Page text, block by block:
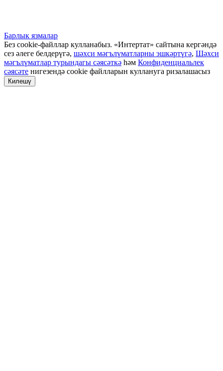
Барлык язмалар
Без cookie-файллар кулланабыз. «Интертат» сайтына кергәндә
сез әлеге белдерүгә, шәхси мәгълүматларны эшкәртүгә, Шәхси
мәгълүматлар турындагы сәясәткә һәм Конфиденциальлек
сәясәте нигезендә cookie файлларын куллануга ризалашасыз
Килешү